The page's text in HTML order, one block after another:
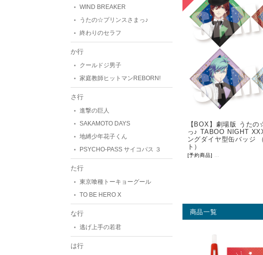
WIND BREAKER
うたの☆プリンスさまっ♪
終わりのセラフ
か行
クールドジ男子
家庭教師ヒットマンREBORN!
さ行
進撃の巨人
SAKAMOTO DAYS
地縛少年花子くん
PSYCHO-PASS サイコパス ３
た行
東京喰種トーキョーグール
TO BE HERO X
な行
逃げ上手の若君
は行
【BOX】劇場版 うた
っ♪ TABOO NIGHT
ングダイヤ型缶バッジ
ト）
[予約商品] 等身ビジュアル
商品一覧